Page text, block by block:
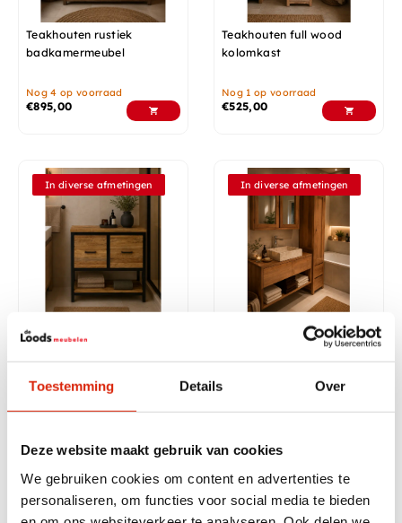
Toestemming Details Over
Deze website maakt gebruik van cookies
We gebruiken cookies om content en advertenties te
personaliseren, om functies voor social media te bieden
Teakhouten rustiek
badkamermeubel
Nog 4 op voorraad
€895,00
Teakhouten full wood
kolomkast
Nog 1 op voorraad
€525,00
In diverse afmetingen
Klein robuust industrieel
Nog 3 op voorraad
In diverse afmetingen
Op voorraad
In diverse afmetingen